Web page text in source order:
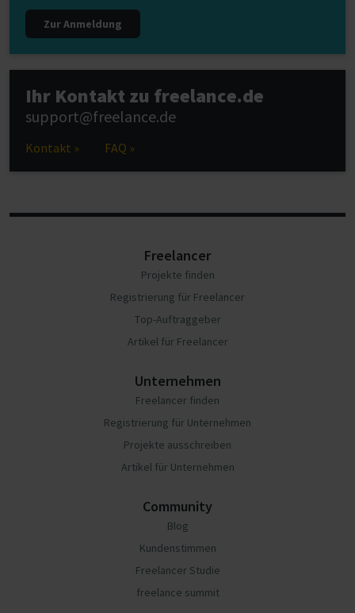
Zur Anmeldung
Ihr Kontakt zu freelance.de
support@freelance.de
Kontakt » FAQ »
Freelancer
Projekte finden
Registrierung für Freelancer
Top-Auftraggeber
Artikel für Freelancer
Unternehmen
Freelancer finden
Registrierung für Unternehmen
Projekte ausschreiben
Artikel für Unternehmen
Community
Blog
Kundenstimmen
Freelancer Studie
freelance summit